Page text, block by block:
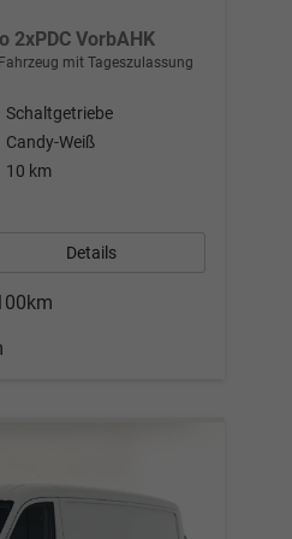
2xPDC VorbAHK
mit Tageszulassung
Schaltgetriebe
Candy-Weiß
10 km
Details